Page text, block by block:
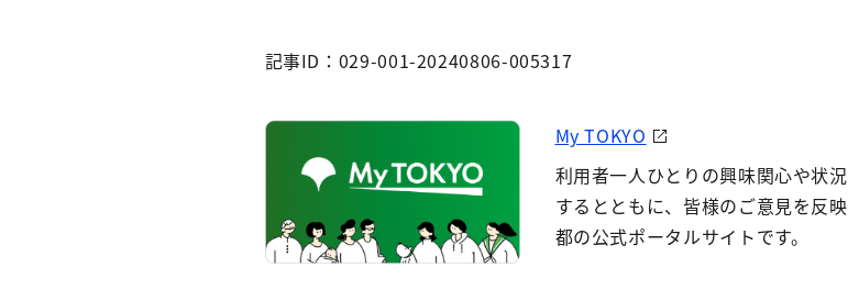
記事ID：029-001-20240806-005317
My TOKYO
利用者一人ひとりの興味関心や状
するとともに、皆様のご意見を反
都の公式ポータルサイトです。